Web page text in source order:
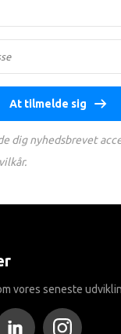
At tilmelde sig
dig nyhedsbrevet
vores seneste